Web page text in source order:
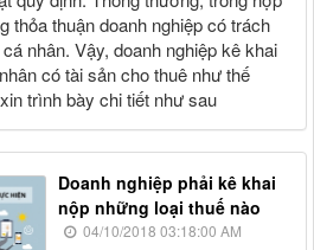
thỏa thuận doanh nghiệp có trách
nhân. Vậy, doanh nghiệp kê khai
có tài sản cho thuê như thế
trình bày chi tiết như sau
Doanh nghiệp phải kê khai
nộp những loại thuế nào
04/10/2018 03:18:00 AM